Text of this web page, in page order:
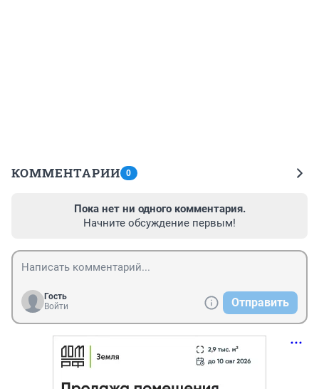
КОММЕНТАРИИ 0
Пока нет ни одного комментария.
Начните обсуждение первым!
Гость
Войти
Отправить